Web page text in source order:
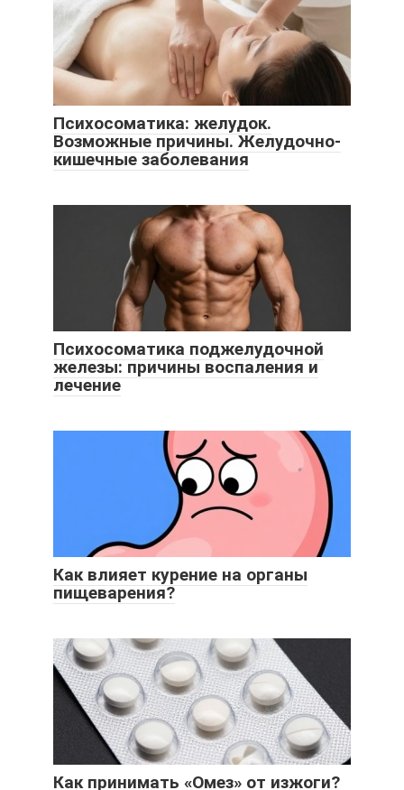
Психосоматика: желудок.
Возможные причины. Желудочно-
кишечные заболевания
Психосоматика поджелудочной
железы: причины воспаления и
лечение
Как влияет курение на органы
пищеварения?
Как принимать «Омез» от изжоги?